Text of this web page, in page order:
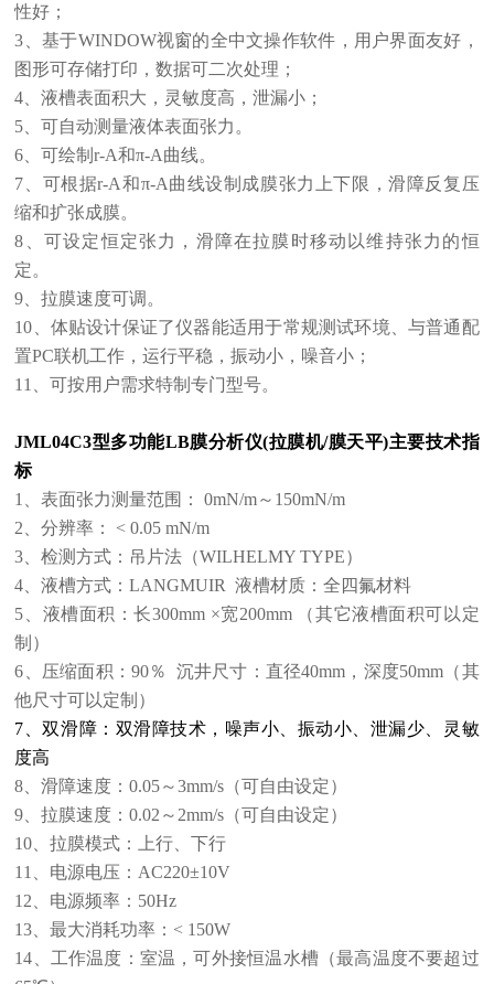
性好；
3、基于WINDOW视窗的全中文操作软件，用户界面友好，
图形可存储打印，数据可二次处理；
4、液槽表面积大，灵敏度高，泄漏小；
5、可自动测量液体表面张力。
6、可绘制r-A和π-A曲线。
7、可根据r-A和π-A曲线设制成膜张力上下限，滑障反复压
缩和扩张成膜。
8、可设定恒定张力，滑障在拉膜时移动以维持张力的恒
定。
9、拉膜速度可调。
10、体贴设计保证了仪器能适用于常规测试环境、与普通配
置PC联机工作，运行平稳，振动小，噪音小；
11、可按用户需求特制专门型号。
JML04C3型多功能LB膜分析仪(拉膜机/膜天平)主要技术指
标
1、表面张力测量范围： 0mN/m～150mN/m
2、分辨率： < 0.05 mN/m
3、检测方式：吊片法（WILHELMY TYPE）
4、液槽方式：LANGMUIR 液槽材质：全四氟材料
5、液槽面积：长300mm ×宽200mm （其它液槽面积可以定
制）
6、压缩面积：90％ 沉井尺寸：直径40mm，深度50mm（其
他尺寸可以定制）
7、双滑障：双滑障技术，噪声小、振动小、泄漏少、灵敏
度高
8、滑障速度：0.05～3mm/s（可自由设定）
9、拉膜速度：0.02～2mm/s（可自由设定）
10、拉膜模式：上行、下行
11、电源电压：AC220±10V
12、电源频率：50Hz
13、最大消耗功率：< 150W
14、工作温度：室温，可外接恒温水槽（最高温度不要超过